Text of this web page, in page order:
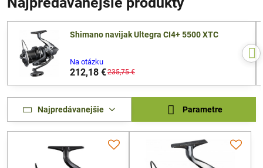
Shimano navijak Ultegra CI4+ 5500 XTC
Na otázku
212,18 €235,75 €
Najpredávanejšie Parametre